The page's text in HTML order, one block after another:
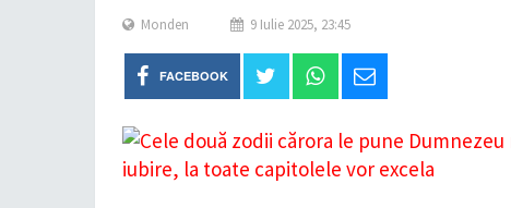
Monden 9 Iulie 2025, 23:45
FACEBOOK